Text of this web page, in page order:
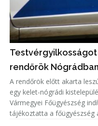
rendőrök Nógrádban
A rendőrök előtt akarta
egy kelet-nógrádi
Vármegyei Főügyészség
tájékoztatta a főügyészség